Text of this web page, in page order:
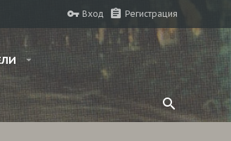
Вход Регистрация